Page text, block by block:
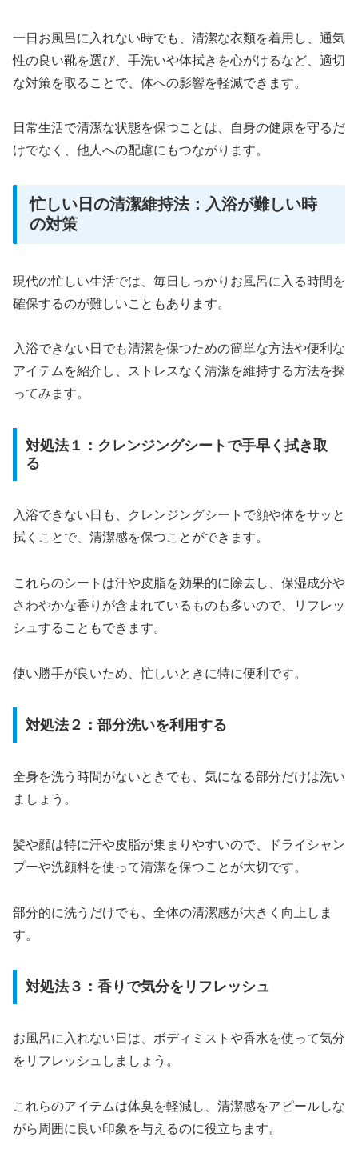
一日お風呂に入れない時でも、清潔な衣類を着用し、通気
性の良い靴を選び、手洗いや体拭きを心がけるなど、適切
な対策を取ることで、体への影響を軽減できます。
日常生活で清潔な状態を保つことは、自身の健康を守るだ
けでなく、他人への配慮にもつながります。
忙しい日の清潔維持法：入浴が難しい時
の対策
現代の忙しい生活では、毎日しっかりお風呂に入る時間を
確保するのが難しいこともあります。
入浴できない日でも清潔を保つための簡単な方法や便利な
アイテムを紹介し、ストレスなく清潔を維持する方法を探
ってみます。
対処法１：クレンジングシートで手早く拭き取
る
入浴できない日も、クレンジングシートで顔や体をサッと
拭くことで、清潔感を保つことができます。
これらのシートは汗や皮脂を効果的に除去し、保湿成分や
さわやかな香りが含まれているものも多いので、リフレッ
シュすることもできます。
使い勝手が良いため、忙しいときに特に便利です。
対処法２：部分洗いを利用する
全身を洗う時間がないときでも、気になる部分だけは洗い
ましょう。
髪や顔は特に汗や皮脂が集まりやすいので、ドライシャン
プーや洗顔料を使って清潔を保つことが大切です。
部分的に洗うだけでも、全体の清潔感が大きく向上しま
す。
対処法３：香りで気分をリフレッシュ
お風呂に入れない日は、ボディミストや香水を使って気分
をリフレッシュしましょう。
これらのアイテムは体臭を軽減し、清潔感をアピールしな
がら周囲に良い印象を与えるのに役立ちます。